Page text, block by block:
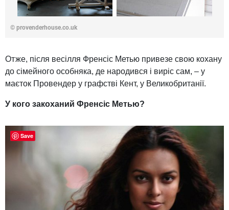
© provenderhouse.co.uk
Отже, після весілля Френсіс Метью привезе свою кохану
до сімейного особняка, де народився і виріс сам, – у
маєток Провендер у графстві Кент, у Великобританії.
У кого закоханий Френсіс Метью?
Save